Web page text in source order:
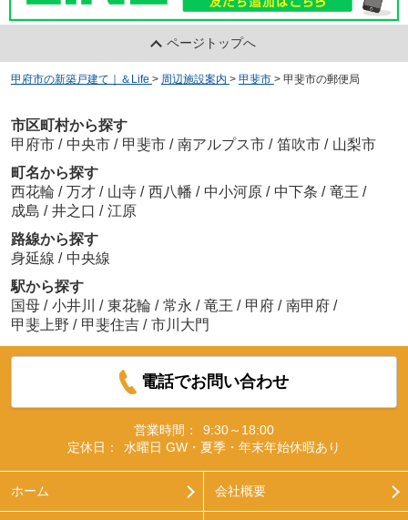
ページトップへ
甲府市の新築戸建て｜＆Life > 周辺施設案内 > 甲斐市 > 甲斐市の郵便局
市区町村から探す
甲府市 / 中央市 / 甲斐市 / 南アルプス市 / 笛吹市 / 山梨市
町名から探す
西花輪 / 万才 / 山寺 / 西八幡 / 中小河原 / 中下条 / 竜王 /
成島 / 井之口 / 江原
路線から探す
身延線 / 中央線
駅から探す
国母 / 小井川 / 東花輪 / 常永 / 竜王 / 甲府 / 南甲府 /
甲斐上野 / 甲斐住吉 / 市川大門
電話でお問い合わせ
営業時間：
9:30～18:00
定休日：
水曜日 GW・夏季・年末年始休暇あり
ホーム 会社概要